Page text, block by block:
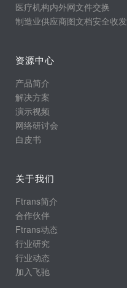
医疗机构内外网文件交换
制造业供应商图文档安全收发
资源中心
产品简介
解决方案
演示视频
网络研讨会
白皮书
关于我们
Ftrans简介
合作伙伴
Ftrans动态
行业研究
行业动态
加入飞驰